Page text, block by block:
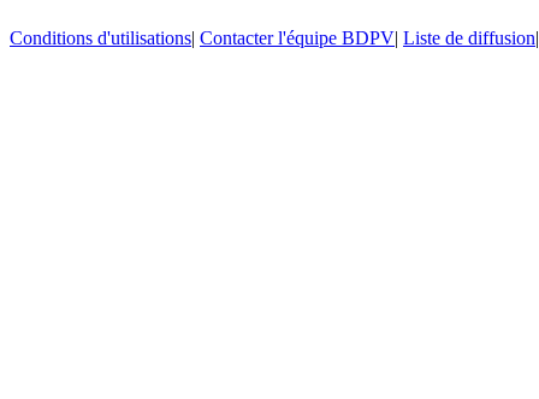
Conditions d'utilisations| Contacter l'équipe BDPV| Liste de diffusion